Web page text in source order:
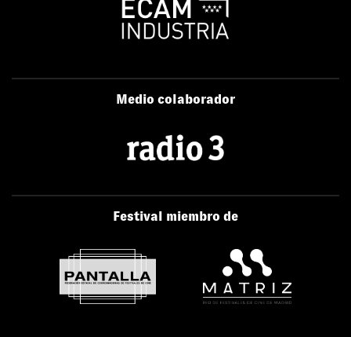
Medio colaborador
Festival miembro de